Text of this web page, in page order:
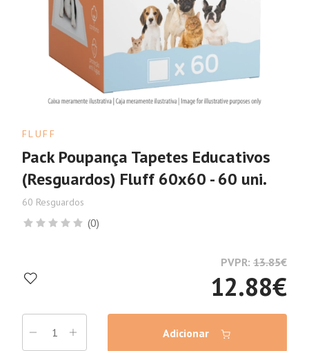
FLUFF
Pack Poupança Tapetes Educativos
(Resguardos) Fluff 60x60 - 60 uni.
60 Resguardos
(0)
PVPR: 13.85€
12.88€
Adicionar